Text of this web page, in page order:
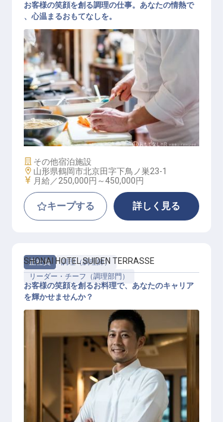
調理スタッフ
お客様の笑顔を創る調理の仕事。あなたの情熱で
、心温まるおもてなしを。
施設業態
その他宿泊施設
勤務地
山形県鶴岡市北京田字下鳥ノ巣23-1
給与
月給／250,000円～450,000円
キープする 詳しく見る
正社員
調理（調理師）
リーダー・チーフ（調理部門）
調理リーダー
SHONAI HOTEL SUIDEN TERRASSE
お客様の笑顔を創るお料理で、あなたのキャリア
を輝かせませんか？